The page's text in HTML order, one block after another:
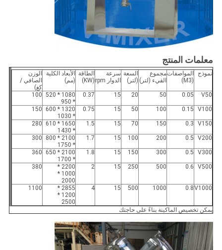
معلمات المنتج
نموذج
المواصفات
(M3)
مجموع
القيء (لتر)
السعة
(لتر)
سرعة
الدوار rpm
الطاقة
(KW)
الأبعاد الكلية
(مم)
الوزن
الصافي /
كغ)
V50
0.05
50
20
15
0.37
1080 * 520
* 950
100
V100
0.15
100
50
15
0.75
1320 * 600
* 1030
150
V150
0.3
150
70
15
1.5
1650 * 610
* 1430
280
V200
0.5
200
100
15
1.7
2100 * 800
* 1750
300
V300
0.5
300
150
15
1.8
2100 * 650
* 1700
360
V500
0.6
500
250
15
2
2200 *
1000 *
2000
380
V1000
0.8
1000
500
15
4
2855 *
1200 *
2500
1100
يمكن تخصيص الماكينة بناءً على حاجتك